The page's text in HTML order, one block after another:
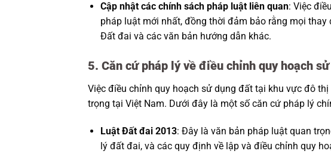
Cập nhật các chính sách pháp luật liên quan: Việc
pháp luật mới nhất, đồng thời đảm bảo rằng mọi
Đất đai và các văn bản hướng dẫn khác.
5. Căn cứ pháp lý về điều chỉnh quy hoạch
Việc điều chỉnh quy hoạch sử dụng đất tại khu vực đô
trọng tại Việt Nam. Dưới đây là một số căn cứ pháp lý
Luật Đất đai 2013: Đây là văn bản pháp luật quan
lý đất đai, và các quy định về lập và điều chỉnh quy